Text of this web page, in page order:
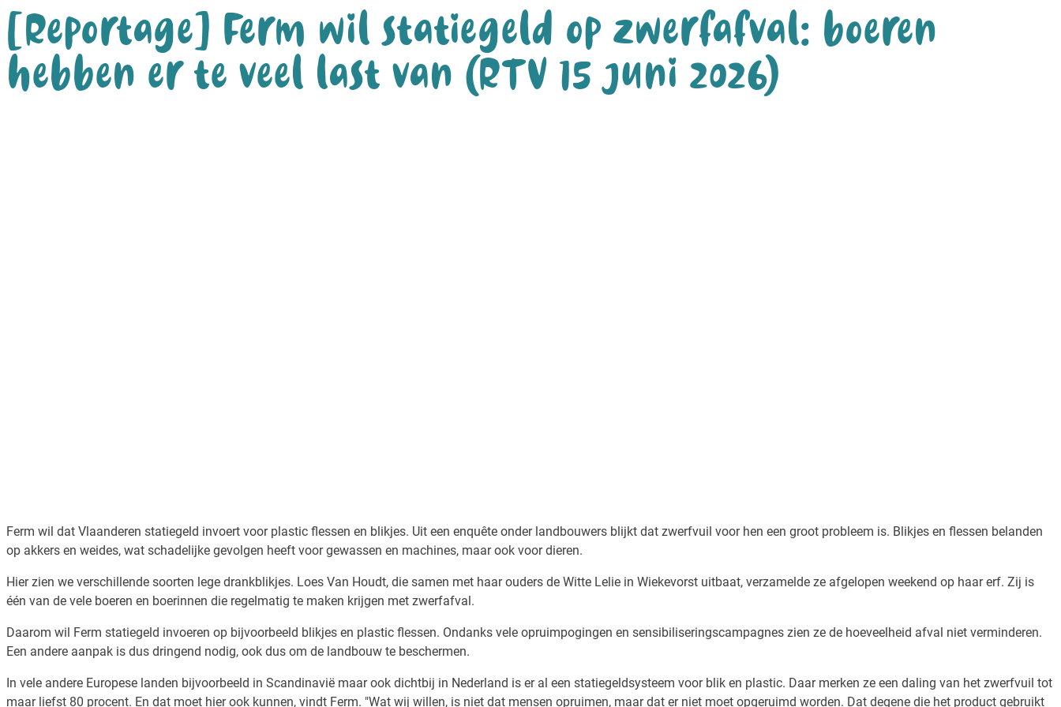
[Reportage] Ferm wil statiegeld op zwerfafval: boeren
hebben er te veel last van (RTV 15 juni 2026)
Ferm wil dat Vlaanderen statiegeld invoert voor plastic flessen en blikjes. Uit een enquête onder landbouwers blijkt dat zwerfvuil voor hen een groot probleem is. Blikjes en flessen belanden
op akkers en weides, wat schadelijke gevolgen heeft voor gewassen en machines, maar ook voor dieren.
Hier zien we verschillende soorten lege drankblikjes. Loes Van Houdt, die samen met haar ouders de Witte Lelie in Wiekevorst uitbaat, verzamelde ze afgelopen weekend op haar erf. Zij is
één van de vele boeren en boerinnen die regelmatig te maken krijgen met zwerfafval.
Daarom wil Ferm statiegeld invoeren op bijvoorbeeld blikjes en plastic flessen. Ondanks vele opruimpogingen en sensibiliseringscampagnes zien ze de hoeveelheid afval niet verminderen.
Een andere aanpak is dus dringend nodig, ook dus om de landbouw te beschermen.
In vele andere Europese landen bijvoorbeeld in Scandinavië maar ook dichtbij in Nederland is er al een statiegeldsysteem voor blik en plastic. Daar merken ze een daling van het zwerfvuil tot
maar liefst 80 procent. En dat moet hier ook kunnen, vindt Ferm. "Wat wij willen, is niet dat mensen opruimen, maar dat er niet moet opgeruimd worden. Dat degene die het product gebruikt